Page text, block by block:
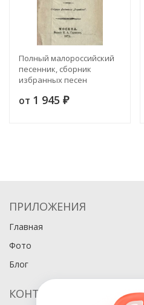
Полный малороссийский
песенник, сборник
избранных песен
и цыганских
от 1 945 ₽
ПРИЛОЖЕНИЯ
Главная
Фото
Блог
КОНТАКТЫ